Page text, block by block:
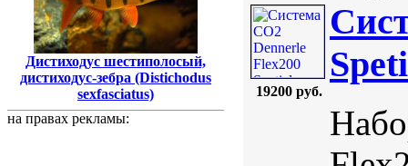
Дистиходус шестиполосый,
дистиходус-зебра (Distichodus
sexfasciatus)
на правах рекламы:
19200 руб.